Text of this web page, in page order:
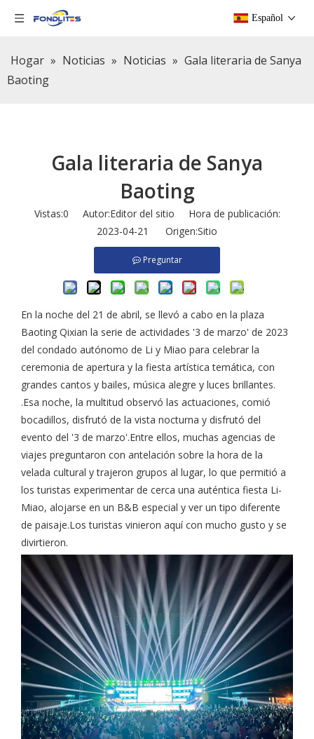
Español
Hogar » Noticias » Noticias » Gala literaria de Sanya
Baoting
Gala literaria de Sanya
Baoting
Vistas:0 Autor:Editor del sitio Hora de publicación:
2023-04-21 Origen:Sitio
Preguntar
En la noche del 21 de abril, se llevó a cabo en la plaza
Baoting Qixian la serie de actividades '3 de marzo' de 2023
del condado autónomo de Li y Miao para celebrar la
ceremonia de apertura y la fiesta artística temática, con
grandes cantos y bailes, música alegre y luces brillantes.
.Esa noche, la multitud observó las actuaciones, comió
bocadillos, disfrutó de la vista nocturna y disfrutó del
evento del '3 de marzo'.Entre ellos, muchas agencias de
viajes preguntaron con antelación sobre la hora de la
velada cultural y trajeron grupos al lugar, lo que permitió a
los turistas experimentar de cerca una auténtica fiesta Li-
Miao, alojarse en un B&B especial y ver un tipo diferente
de paisaje.Los turistas vinieron aquí con mucho gusto y se
divirtieron.